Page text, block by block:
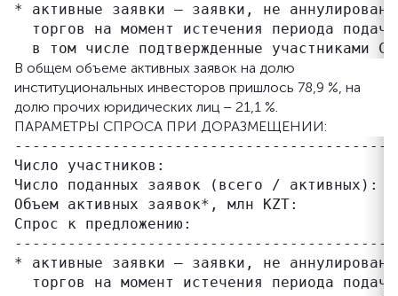
* активные заявки – заявки, не
торгов на момент истечения периода
В общем объеме активных заявок на долю
институциональных инвесторов пришлось 78,9 %, на
долю прочих юридических лиц – 21,1 %.
ПАРАМЕТРЫ СПРОСА ПРИ ДОРАЗМЕЩЕНИИ:
Число участников:
Число поданных заявок (всего /
Объем активных заявок*, млн KZT:
Спрос к предложению:
* активные заявки – заявки, не
торгов на момент истечения периода